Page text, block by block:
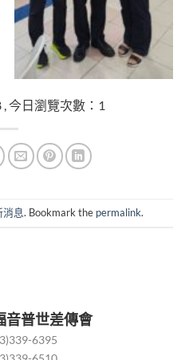
今日瀏覽次數：1
消息. Bookmark the permalink.
音普世差傳會
6395